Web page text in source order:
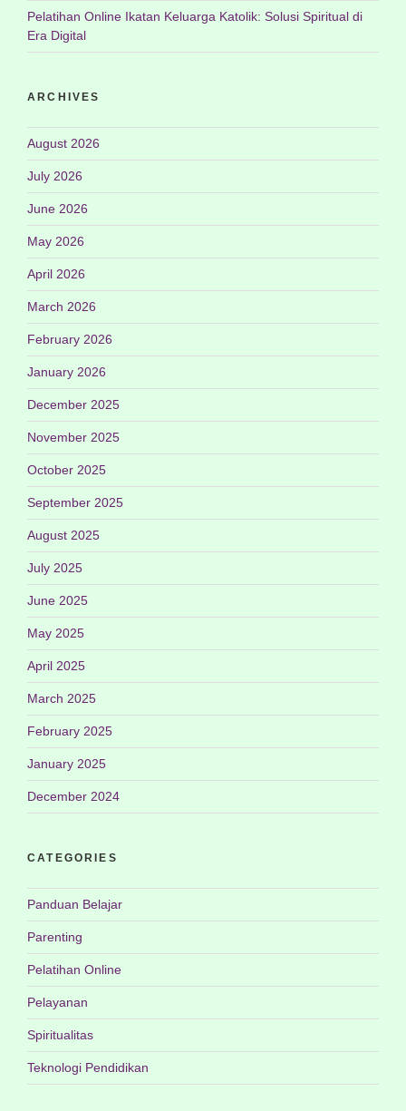
Pelatihan Online Ikatan Keluarga Katolik: Solusi Spiritual di
Era Digital
ARCHIVES
August 2026
July 2026
June 2026
May 2026
April 2026
March 2026
February 2026
January 2026
December 2025
November 2025
October 2025
September 2025
August 2025
July 2025
June 2025
May 2025
April 2025
March 2025
February 2025
January 2025
December 2024
CATEGORIES
Panduan Belajar
Parenting
Pelatihan Online
Pelayanan
Spiritualitas
Teknologi Pendidikan